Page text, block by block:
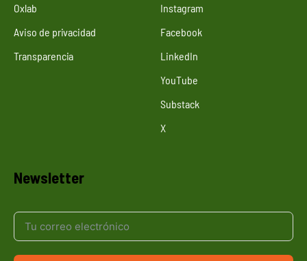
Oxlab
Aviso de privacidad
Transparencia
Instagram
Facebook
LinkedIn
YouTube
Substack
X
Newsletter